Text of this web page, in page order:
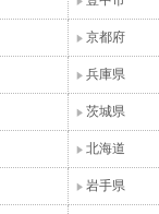
京都府
兵庫県
茨城県
北海道
岩手県